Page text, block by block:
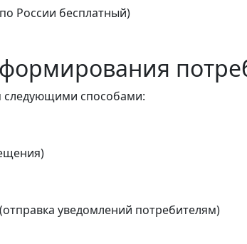
России бесплатный)
способами:
(отправка уведомлений потребителям)